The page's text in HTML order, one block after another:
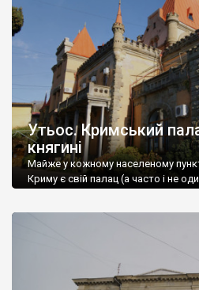
Утьос. Кримський
княгині
Майже у кожному населеному
Криму є свій палац (а часто і не